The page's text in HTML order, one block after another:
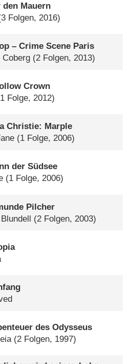
den Mauern
Folgen, 2016)
– Crime Scene Paris
Coberg (2 Folgen, 2013)
Crown
Folge, 2012)
Christie: Marple
(1 Folge, 2006)
der Südsee
(1 Folge, 2006)
Pilcher
(2 Folgen, 2003)
des Odysseus
(2 Folgen, 1997)